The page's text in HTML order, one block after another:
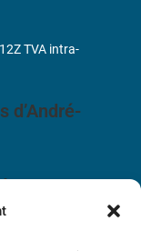
d’André-
TVA intra-